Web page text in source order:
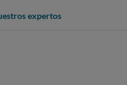
expertos